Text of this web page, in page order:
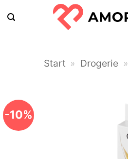
Inhalt
Start » Drogerie »
-10%